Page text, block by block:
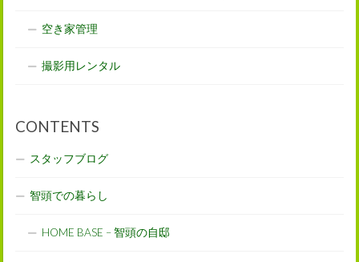
空き家管理
撮影用レンタル
CONTENTS
スタッフブログ
智頭での暮らし
HOME BASE – 智頭の自邸